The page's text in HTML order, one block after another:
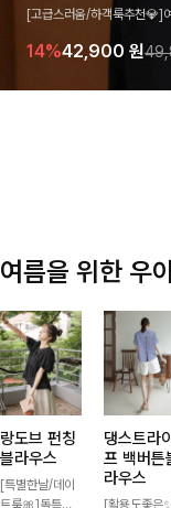
[고급스러움/하객룩추천💎]
라우스 🤍 여유로운 7부 소
기 좋은 아이템이에요
14%42,900 원
여름을 위한 우
랑도브 펀칭
블라우스
[특별한날/데이
댕스트라이
프 백버튼
라우스